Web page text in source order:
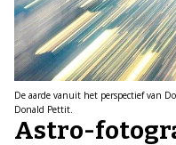
De aarde vanuit het perspectief van
Donald Pettit.
Astro-